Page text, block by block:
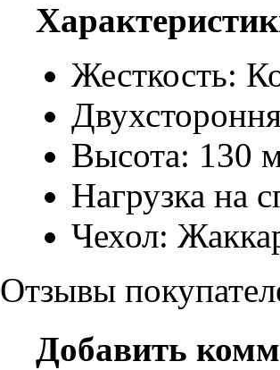
Жесткость:
Высота: 130
Нагрузка на
Чехол:
Отзывы
Добавить